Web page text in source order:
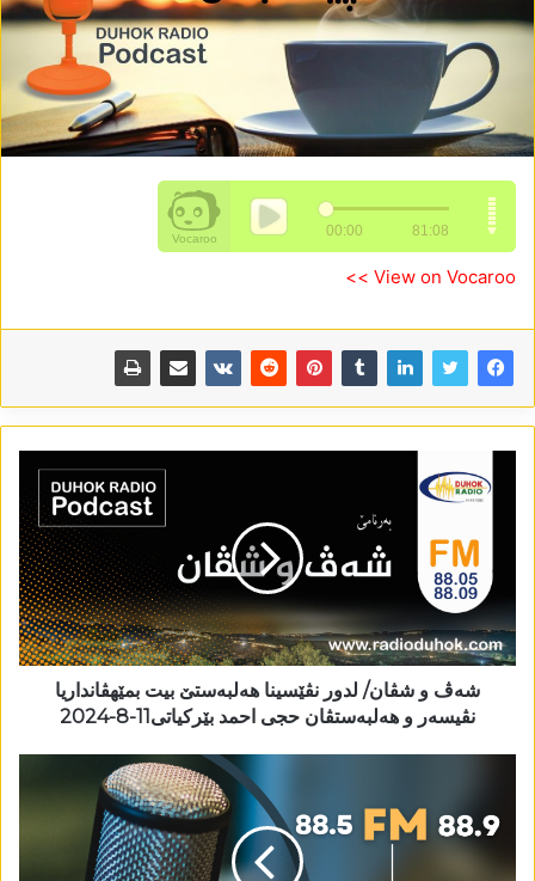
View on Vocaroo >>
شەڤ و شڤان/ لدور نڤێسینا ھەلبەستێ بیت بمێھڤانداریا
نڤیسەر و ھەلبەستڤان حجی احمد بێرکیاتی11-8-2024